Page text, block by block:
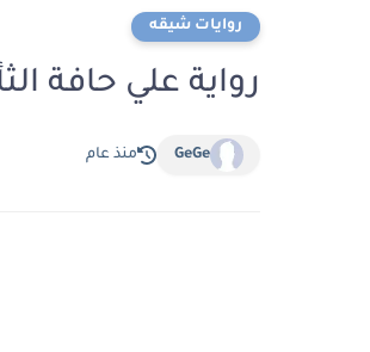
روايات شيقه
رواية علي حافة الثأر
GeGe منذ عام